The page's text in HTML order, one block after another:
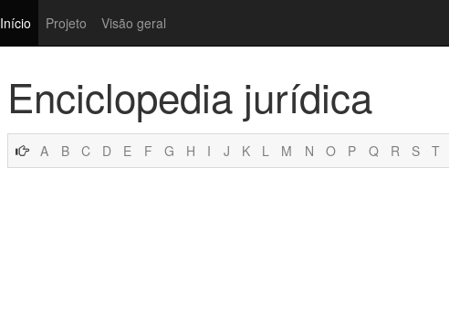
Início Projeto Visão geral
Enciclopedia jurídica
A B C D E F G H I J K L M N O P Q R S T